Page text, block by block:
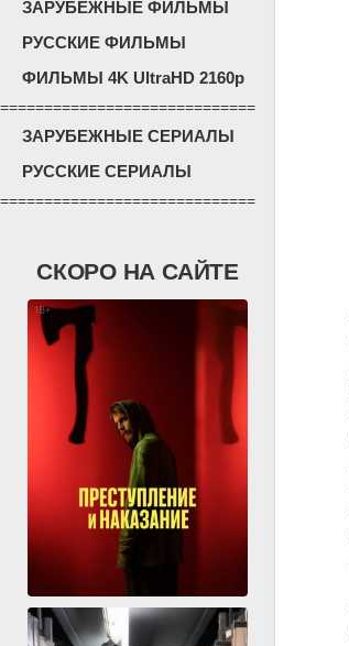
ЗАРУБЕЖНЫЕ ФИЛЬМЫ
РУССКИЕ ФИЛЬМЫ
ФИЛЬМЫ 4K UltraHD 2160p
=============================
ЗАРУБЕЖНЫЕ СЕРИАЛЫ
РУССКИЕ СЕРИАЛЫ
=============================
СКОРО НА САЙТЕ